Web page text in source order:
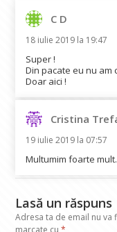
C D
18 iulie 2019 la 19:47
Super !
Din pacate eu nu am
Doar aici !
Cristina
19 iulie 2019 la 07:57
Multumim foarte mult.
Lasă un răspuns
Adresa ta de email nu va